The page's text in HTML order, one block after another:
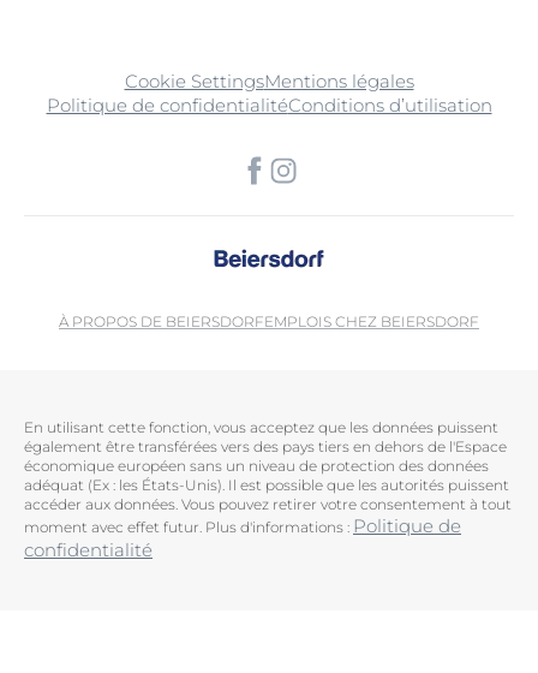
Cookie SettingsMentions légales
Politique de confidentialitéConditions d’utilisation
À PROPOS DE BEIERSDORFEMPLOIS CHEZ BEIERSDORF
En utilisant cette fonction, vous acceptez que les données puissent
également être transférées vers des pays tiers en dehors de l'Espace
économique européen sans un niveau de protection des données
adéquat (Ex : les États-Unis). Il est possible que les autorités puissent
accéder aux données. Vous pouvez retirer votre consentement à tout
moment avec effet futur. Plus d'informations : Politique de
confidentialité